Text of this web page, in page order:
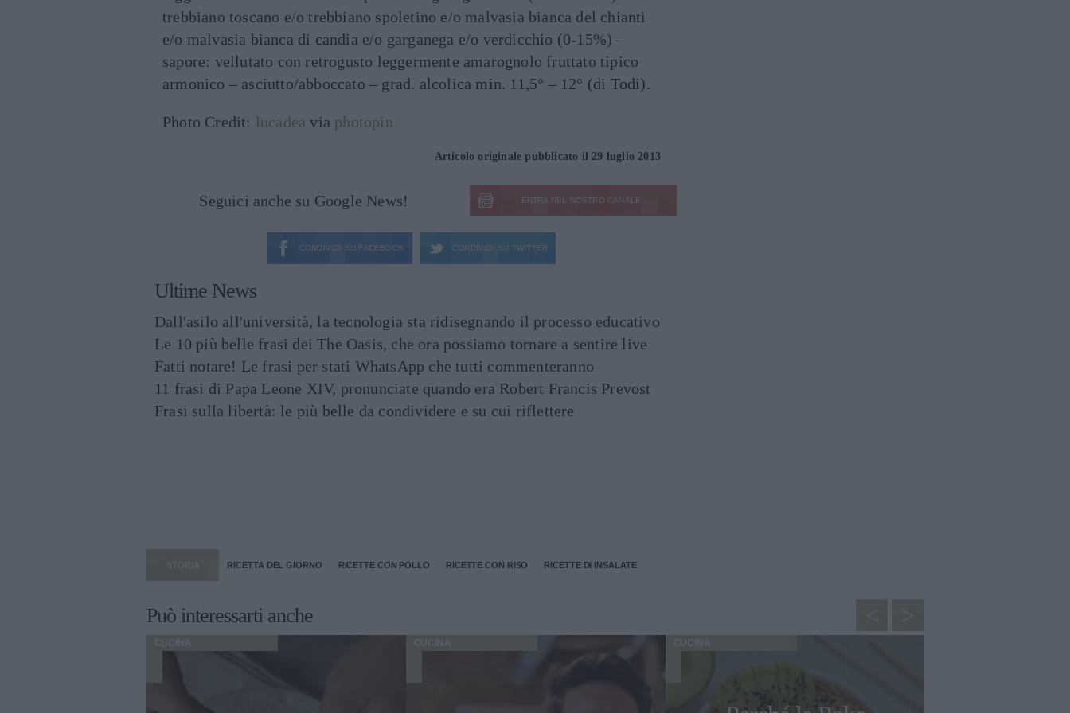
trebbiano toscano e/o trebbiano spoletino e/o malvasia bianca del chianti
e/o malvasia bianca di candia e/o garganega e/o verdicchio (0-15%) –
sapore: vellutato con retrogusto leggermente amarognolo fruttato tipico
armonico – asciutto/abboccato – grad. alcolica min. 11,5° – 12° (di Todi).
Photo Credit: lucadea via photopin
Articolo originale pubblicato il 29 luglio 2013
Seguici anche su Google News! ENTRA NEL NOSTRO CANALE
CONDIVIDI SU FACEBOOK CONDIVIDI SU TWITTER
Ultime News
Dall'asilo all'università, la tecnologia sta ridisegnando il processo educativo
Le 10 più belle frasi dei The Oasis, che ora possiamo tornare a sentire live
Fatti notare! Le frasi per stati WhatsApp che tutti commenteranno
11 frasi di Papa Leone XIV, pronunciate quando era Robert Francis Prevost
Frasi sulla libertà: le più belle da condividere e su cui riflettere
STORIA RICETTA DEL GIORNO RICETTE CON POLLO RICETTE CON RISO RICETTE DI INSALATE
Può interessarti anche
CUCINA CUCINA CUCINA